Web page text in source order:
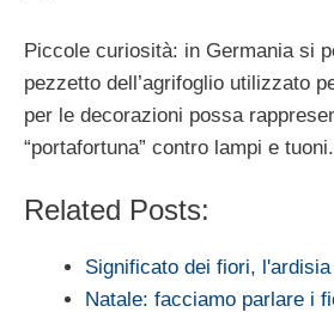
Piccole curiosità: in Germania si
pezzetto dell’agrifoglio utilizzato
per le decorazioni possa
“portafortuna” contro lampi e tuoni.
Related Posts:
Significato dei fiori, l'ardisia
Natale: facciamo parlare i